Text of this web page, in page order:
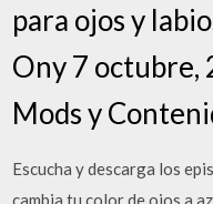
para ojos y
Ony 7 octubre,
Mods y
Escucha y descarga los
cambia tu color de ojos a